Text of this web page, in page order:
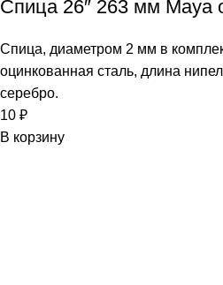
Спица 26″ 263 мм Maya
Спица, диаметром 2 мм в
оцинкованная сталь, длина
серебро.
10 ₽
В корзину